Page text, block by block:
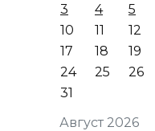
Август 2026
3
4 5
10
11 12
17
18 19
24
25 26
31